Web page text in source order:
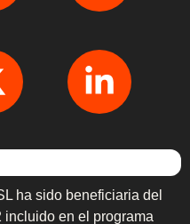
ha sido beneficiaria del
incluido en el programa